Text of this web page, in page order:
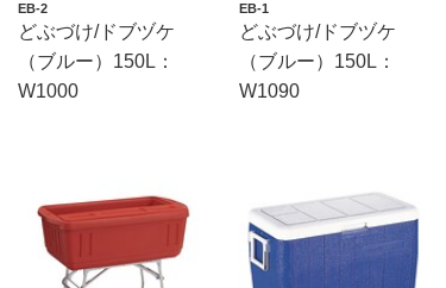
EB-2
どぶづけ/ドブヅケ
（ブルー）150L：
W1000
EB-1
どぶづけ/ドブヅケ
（ブルー）150L：
W1090